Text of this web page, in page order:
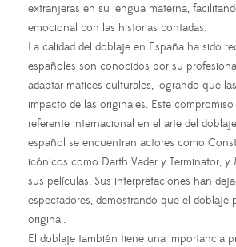
extranjeras en su lengua materna,
emocional con las historias contadas.
La calidad del doblaje en España ha sido
españoles son conocidos por su
adaptar matices culturales, logrando que
impacto de las originales. Este
referente internacional en el arte del
español se encuentran actores como
icónicos como Darth Vader y Terminator,
sus películas. Sus interpretaciones han
espectadores, demostrando que el
original.
El doblaje también tiene una importancia